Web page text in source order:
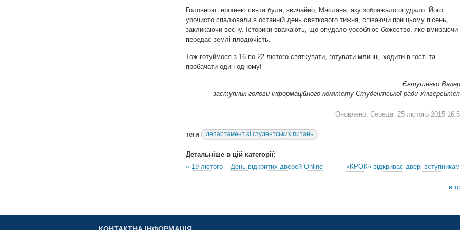
Головною героїнею свята була, звичайно, Масляна, яку зображало опудало. Його
урочисто спалювали в останній день святкового тижня, співаючи при цьому пісень,
закликаючи весну. Історики вважають, що опудало уособлює божество, яке вмираючи
передає землі плодючість.
Тож готуймося з 16 по 22 лютого святкувати, готувати млинці, ходити в гості та
пробачати один одному!
Євтушенко
заступник голови інформаційного комітету Студентської ради
Оновлено: Середа, 25 лютого 2015
теги департамент зі студентських питань
Детальніше в цій категорії:
« 19 лютого – День відкритих дверей Online
«КРОК» відкриває двері